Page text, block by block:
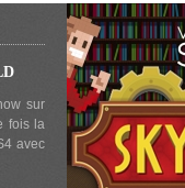
sur
fois la
avec